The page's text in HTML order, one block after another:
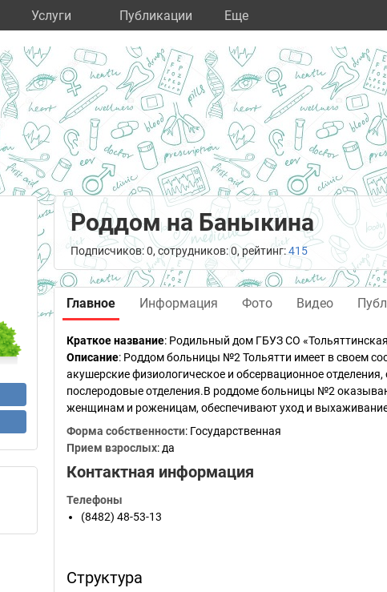
Услуги Публикации Eще
Роддом на Баныкина
Подписчиков: 0, сотрудников: 0, рейтинг:415
Главное Информация Фото Видео
Краткое название: Родильный дом ГБУЗ СО
Описание: Роддом больницы №2 Тольятти имеет в своем
акушерские физиологическое и обсервационное
послеродовые отделения.В роддоме больницы №2
женщинам и роженицам, обеспечивают уход и
Форма собственности: Государственная
Прием взрослых: да
Контактная информация
Телефоны
(8482) 48-53-13
Структура